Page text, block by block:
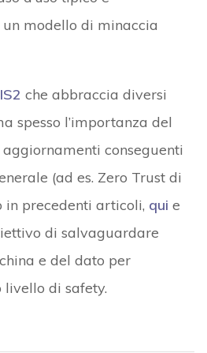
modello di minaccia
che abbraccia diversi
spesso l’importanza del
conseguenti
(ad es. Zero Trust di
precedenti articoli, qui e
di salvaguardare
e del dato per
di safety.